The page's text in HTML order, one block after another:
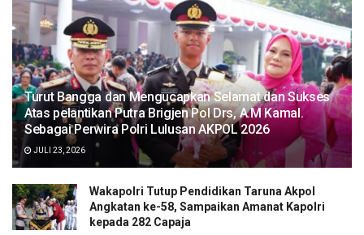
Turut Bangga dan Mengucapkan Selamat dan Sukses
Atas pelantikan Putra Brigjen Pol Drs, A.M Kamal.
Sebagai Perwira Polri Lulusan AKPOL 2026
JULI 23, 2026
Wakapolri Tutup Pendidikan Taruna Akpol
Angkatan ke-58, Sampaikan Amanat Kapolri
kepada 282 Capaja